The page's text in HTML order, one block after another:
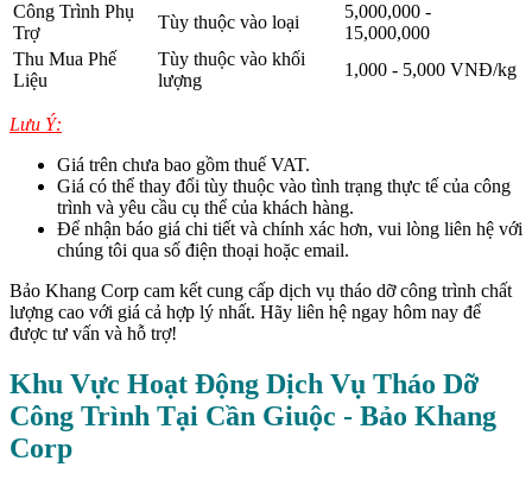
Công Trình Phụ
Trợ
Tùy thuộc vào loại
5,000,000 -
15,000,000
Thu Mua Phế
Liệu
Tùy thuộc vào khối
lượng
1,000 - 5,000 VNĐ/kg
Lưu Ý:
Giá trên chưa bao gồm thuế VAT.
Giá có thể thay đổi tùy thuộc vào tình trạng thực tế của công
trình và yêu cầu cụ thể của khách hàng.
Để nhận báo giá chi tiết và chính xác hơn, vui lòng liên hệ với
chúng tôi qua số điện thoại hoặc email.
Bảo Khang Corp cam kết cung cấp dịch vụ tháo dỡ công trình chất
lượng cao với giá cả hợp lý nhất. Hãy liên hệ ngay hôm nay để
được tư vấn và hỗ trợ!
Khu Vực Hoạt Động Dịch Vụ Tháo Dỡ
Công Trình Tại Cần Giuộc - Bảo Khang
Corp